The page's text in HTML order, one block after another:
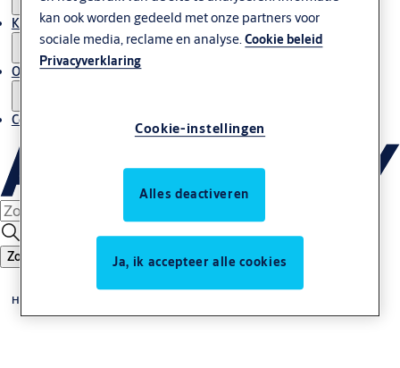
Kenniscentrum
Over ons
Contact
Zoeken
Home
kan ook worden gedeeld met onze partners voor
sociale media, reclame en analyse.Cookie beleid
Privacyverklaring
Cookie-instellingen
Alles deactiveren
Ja, ik accepteer alle cookies